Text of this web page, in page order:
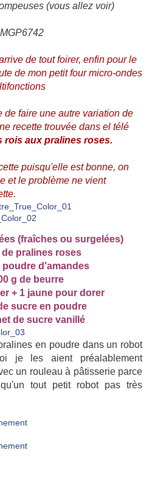
(vous allez voir)
de tout foirer, enfin pour le
de mon petit four micro-ondes
faire une autre variation de
recette trouvée dans el télé
rois aux pralines roses.
puisqu'elle est bonne, on
et le problème ne vient
(fraîches ou surgelées)
de pralines roses
poudre d'amandes
g de beurre
+ 1 jaune pour dorer
sucre en poudre
de sucre vanillé
en poudre dans un robot
je les aient préalablement
un rouleau à pâtisserie parce
tout petit robot pas très